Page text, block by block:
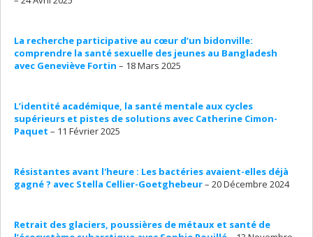
La recherche participative au cœur d’un bidonville:
comprendre la santé sexuelle des jeunes au Bangladesh
avec Geneviève Fortin – 18 Mars 2025
L’identité académique, la santé mentale aux cycles
supérieurs et pistes de solutions avec Catherine Cimon-
Paquet – 11 Février 2025
Résistantes avant l'heure : Les bactéries avaient-elles déjà
gagné ? avec Stella Cellier-Goetghebeur– 20 Décembre 2024
Retrait des glaciers, poussières de métaux et santé de